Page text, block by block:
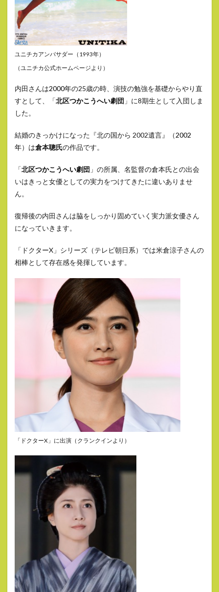
ユニチカアンバサダー（1993年）
（ユニチカ公式ホームページより）
内田さんは2000年の25歳の時、演技の勉強を基礎からやり直
すとして、「北区つかこうへい劇団 」に8期生として入団しま
した。
結婚のきっかけになった『北の国から 2002遺言』（2002
年）は倉本聰氏の作品です。
「北区つかこうへい劇団 」の所属、名監督の倉本氏との出会
いはきっと女優としての実力をつけてきたに違いありませ
ん。
復帰後の内田さんは脇をしっかり固めていく実力派女優さん
になっていきます。
「ドクターX」シリーズ（テレビ朝日系）では米倉涼子さんの
相棒として存在感を発揮しています。
「ドクターX」に出演（クランクインより）